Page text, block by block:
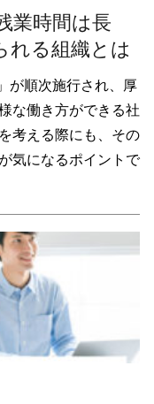
業時間は長
れる組織とは
が順次施行され、厚
な働き方ができる社
考える際にも、その
気になるポイントで